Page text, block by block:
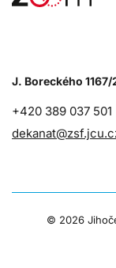
J. Boreckého 1167/
+420 389 037 501 |
© 2026